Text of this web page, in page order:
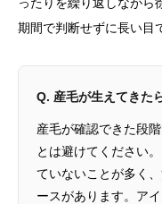
期間で判断せずに長い目
Q. 産毛が生えてきた
産毛が確認できた段
とは避けてください
ていないことが多く
ースがあります。ア